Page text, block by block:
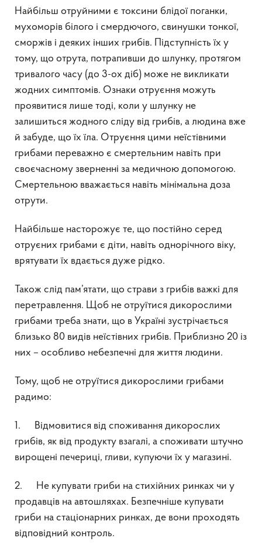
Найбільш отруйними є токсини блідої поганки,
мухоморів білого і смердючого, свинушки тонкої,
сморжів і деяких інших грибів. Підступність їх у
тому, що отрута, потрапивши до шлунку, протягом
тривалого часу (до 3-ох діб) може не викликати
жодних симптомів. Ознаки отруєння можуть
проявитися лише тоді, коли у шлунку не
залишиться жодного сліду від грибів, а людина вже
й забуде, що їх їла. Отруєння цими неїстівними
грибами переважно є смертельним навіть при
своєчасному зверненні за медичною допомогою.
Смертельною вважається навіть мінімальна доза
отрути.
Найбільше насторожує те, що постійно серед
отруєних грибами є діти, навіть однорічного віку,
врятувати їх вдається дуже рідко.
Також слід пам’ятати, що страви з грибів важкі для
перетравлення. Щоб не отруїтися дикорослими
грибами треба знати, що в Україні зустрічається
близько 80 видів неїстівних грибів. Приблизно 20 із
них – особливо небезпечні для життя людини.
Тому, щоб не отруїтися дикорослими грибами
радимо:
1. Відмовитися від споживання дикорослих
грибів, як від продукту взагалі, а споживати штучно
вирощені печериці, гливи, купуючи їх у магазині.
2. Не купувати гриби на стихійних ринках чи у
продавців на автошляхах. Безпечніше купувати
гриби на стаціонарних ринках, де вони проходять
відповідний контроль.